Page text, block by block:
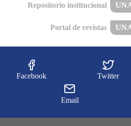
Repositorio institucional
Portal de revistas
Facebook Twitter
Email